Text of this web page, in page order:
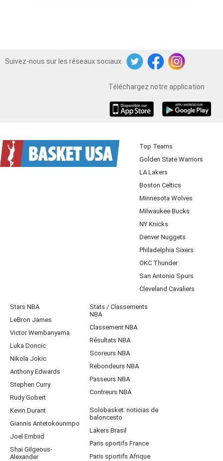
Suivez-nous sur les réseaux sociaux
TwitterFacebookInstagram
Téléchargez notre application
Top Teams
Golden State Warriors
LA Lakers
Boston Celtics
Minnesota Wolves
Milwaukee Bucks
NY Knicks
Denver Nuggets
Philadelphia Sixers
OKC Thunder
San Antonio Spurs
Cleveland Cavaliers
Stars NBA
LeBron James
Victor Wembanyama
Luka Doncic
Nikola Jokic
Anthony Edwards
Stephen Curry
Rudy Gobert
Kevin Durant
Giannis Antetokounmpo
Joel Embiid
Shai Gilgeous-
Alexander
Stats / Classements
NBA
Classement NBA
Résultats NBA
Scoreurs NBA
Rebondeurs NBA
Passeurs NBA
Contreurs NBA
Solobasket: noticias de
baloncesto
Lakers Brasil
Paris sportifs France
Paris sportifs Afrique